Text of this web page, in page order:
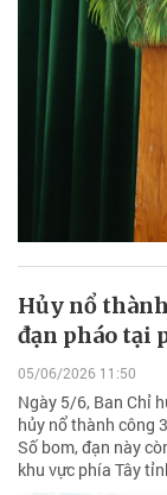
Hủy nổ thành
đạn pháo tại
05/06/2026 11:50
Ngày 5/6, Ban Chỉ
hủy nổ thành công
Số bom, đạn này
khu vực phía Tây